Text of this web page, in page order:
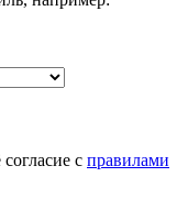
с правилами